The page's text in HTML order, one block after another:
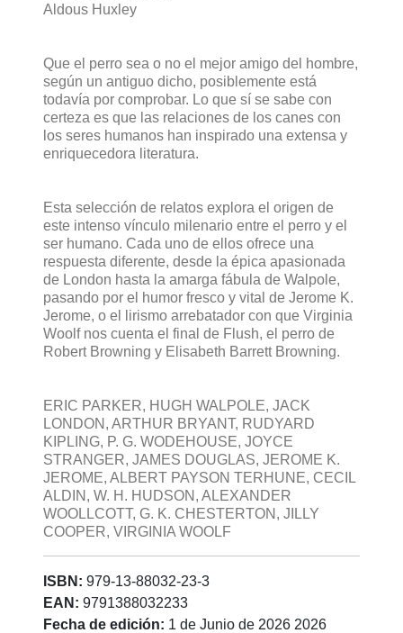
Aldous Huxley
Que el perro sea o no el mejor amigo del hombre,
según un antiguo dicho, posiblemente está
todavía por comprobar. Lo que sí se sabe con
certeza es que las relaciones de los canes con
los seres humanos han inspirado una extensa y
enriquecedora literatura.
Esta selección de relatos explora el origen de
este intenso vínculo milenario entre el perro y el
ser humano. Cada uno de ellos ofrece una
respuesta diferente, desde la épica apasionada
de London hasta la amarga fábula de Walpole,
pasando por el humor fresco y vital de Jerome K.
Jerome, o el lirismo arrebatador con que Virginia
Woolf nos cuenta el final de Flush, el perro de
Robert Browning y Elisabeth Barrett Browning.
ERIC PARKER, HUGH WALPOLE, JACK
LONDON, ARTHUR BRYANT, RUDYARD
KIPLING, P. G. WODEHOUSE, JOYCE
STRANGER, JAMES DOUGLAS, JEROME K.
JEROME, ALBERT PAYSON TERHUNE, CECIL
ALDIN, W. H. HUDSON, ALEXANDER
WOOLLCOTT, G. K. CHESTERTON, JILLY
COOPER, VIRGINIA WOOLF
ISBN: 979-13-88032-23-3
EAN: 9791388032233
Fecha de edición: 1 de Junio de 2026 2026